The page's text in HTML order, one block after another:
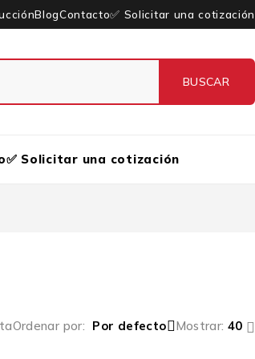
BlogContacto✅ Solicitar una cotización
✅ Solicitar una cotización
Ordenar por Por defecto Mostrar: 40